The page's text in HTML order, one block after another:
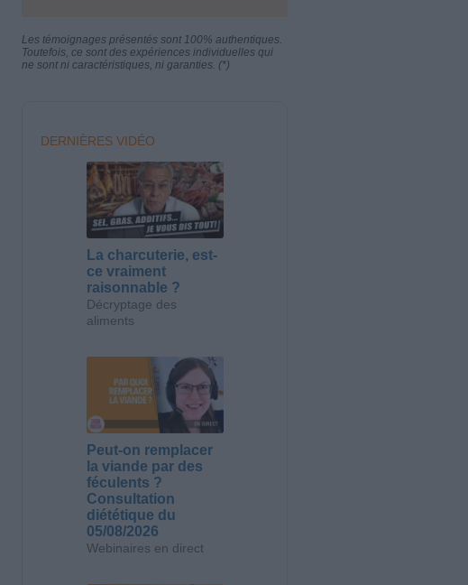
Les témoignages présentés sont 100% authentiques.
Toutefois, ce sont des expériences individuelles qui
ne sont ni caractéristiques, ni garanties. (*)
DERNIÈRES VIDÉO
La charcuterie, est-
ce vraiment
raisonnable ?
Décryptage des
aliments
Peut-on remplacer
la viande par des
féculents ?
Consultation
diététique du
05/08/2026
Webinaires en direct